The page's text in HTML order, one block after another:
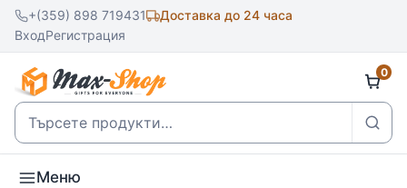
+(359) 898 719431
Доставка до 24 часа
ВходРегистрация
Търсене
0
Меню